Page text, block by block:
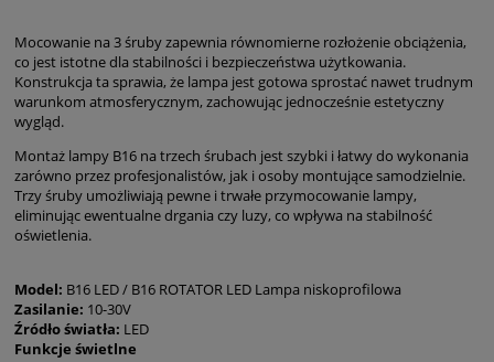
Mocowanie na 3 śruby zapewnia równomierne rozłożenie obciążenia,
co jest istotne dla stabilności i bezpieczeństwa użytkowania.
Konstrukcja ta sprawia, że lampa jest gotowa sprostać nawet trudnym
warunkom atmosferycznym, zachowując jednocześnie estetyczny
wygląd.
Montaż lampy B16 na trzech śrubach jest szybki i łatwy do wykonania
zarówno przez profesjonalistów, jak i osoby montujące samodzielnie.
Trzy śruby umożliwiają pewne i trwałe przymocowanie lampy,
eliminując ewentualne drgania czy luzy, co wpływa na stabilność
oświetlenia.
Model: B16 LED / B16 ROTATOR LED Lampa niskoprofilowa
Zasilanie: 10-30V
Źródło światła: LED
Funkcje świetlne